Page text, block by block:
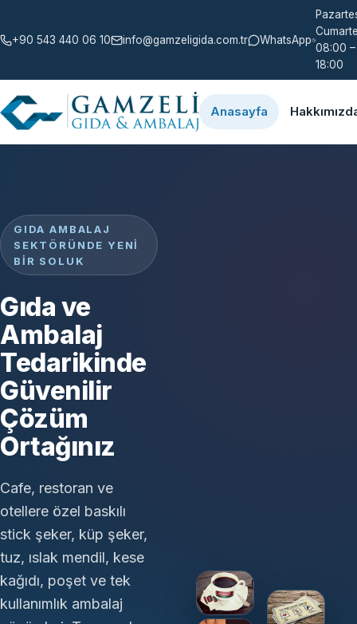
+90 543 440 06 10 info@gamzeligida.com.tr WhatsApp
08:00 –
18:00
Anasayfa
GIDA AMBALAJ
SEKTÖRÜNDE YENI
BIR SOLUK
Gıda ve
Ambalaj
Tedarikinde
Güvenilir
Çözüm
Ortağınız
Cafe, restoran ve
otellere özel baskılı
stick şeker, küp şeker,
tuz, ıslak mendil, kese
kağıdı, poşet ve tek
kullanımlık ambalaj